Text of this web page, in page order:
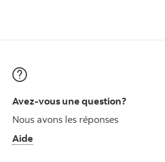
Avez-vous une question?
Nous avons les réponses
Aide